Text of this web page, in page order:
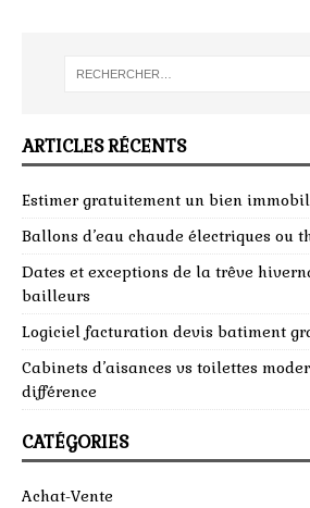
ARTICLES RÉCENTS
Estimer gratuitement un bien
Ballons d’eau chaude électriques ou
Dates et exceptions de la trêve
bailleurs
Logiciel facturation devis batiment
Cabinets d’aisances vs toilettes
différence
CATÉGORIES
Achat-Vente